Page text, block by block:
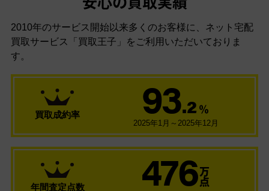
安心の買取実績
2010年のサービス開始以来多くのお客様に、 ネット宅配
買取サービス「買取王子」をご利用いただいておりま
す。
買取成約率 93.2 ％
2025年1月～2025年12月
年間査定点数 476 万
点